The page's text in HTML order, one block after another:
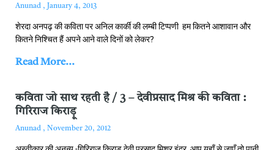
Anunad January 4, 2013
शेरदा अनपढ़ की कविता पर अनिल कार्की की लम्‍बी टिप्‍पणी हम कितने आशावान और
कितने निश्चित हैं अपने आने वाले दिनों को लेकर?
Read More...
कविता जो साथ रहती है / 3 – देवीप्रसाद मिश्र की कविता :
गिरिराज किराड़ू
Anunad November 20, 2012